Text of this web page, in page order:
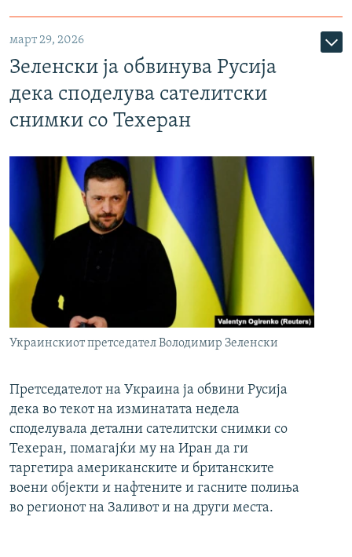
март 29, 2026
Зеленски ја обвинува Русија
дека споделува сателитски
снимки со Техеран
Украинскиот претседател Володимир Зеленски
Претседателот на Украина ја обвини Русија
дека во текот на изминатата недела
споделувала детални сателитски снимки со
Техеран, помагајќи му на Иран да ги
таргетира американските и британските
воени објекти и нафтените и гасните полиња
во регионот на Заливот и на други места.